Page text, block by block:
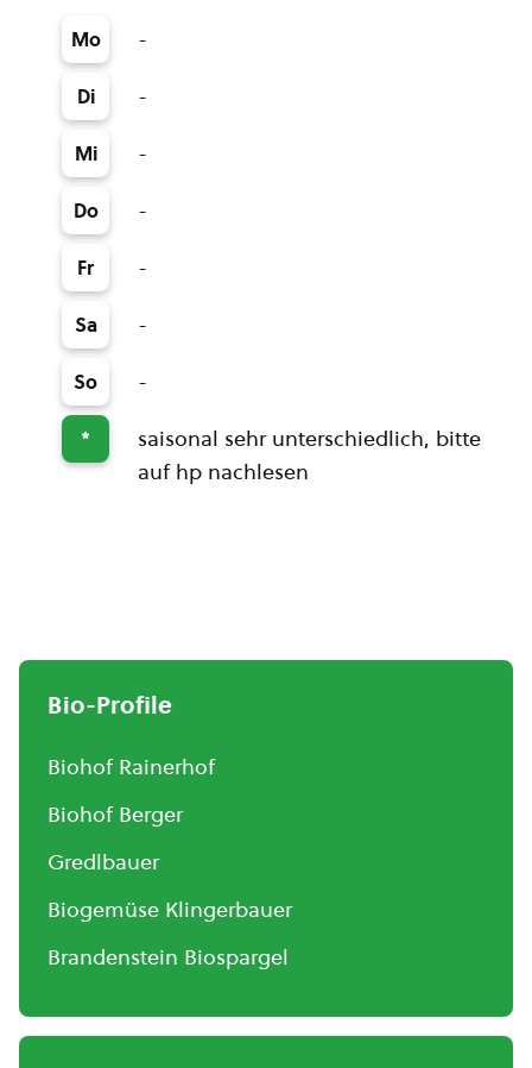
Mo -
Di -
Mi -
Do -
Fr -
Sa -
So -
*
saisonal sehr unterschiedlich, bitte
auf hp nachlesen
Bio-Profile
Biohof Rainerhof
Biohof Berger
Gredlbauer
Biogemüse Klingerbauer
Brandenstein Biospargel